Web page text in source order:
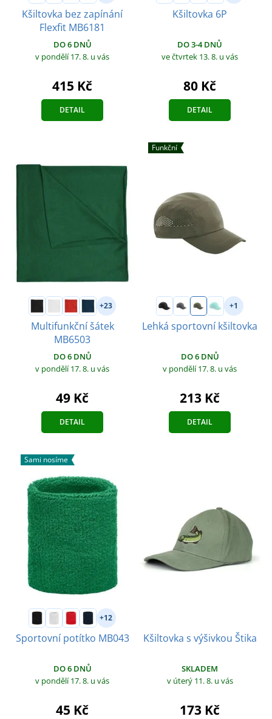
Kšiltovka bez zapínání
Flexfit MB6181
DO 6 DNŮ
v pondělí 17. 8. u vás
415 Kč
DETAIL
Kšiltovka 6P
DO 3-4 DNŮ
ve čtvrtek 13. 8. u vás
80 Kč
DETAIL
+23
Multifunkční šátek
MB6503
DO 6 DNŮ
v pondělí 17. 8. u vás
49 Kč
DETAIL
Funkční
+1
Lehká sportovní kšiltovka
DO 6 DNŮ
v pondělí 17. 8. u vás
213 Kč
DETAIL
Sami nosíme
+12
Sportovní potítko MB043
DO 6 DNŮ
v pondělí 17. 8. u vás
45 Kč
Kšiltovka s výšivkou Štika
SKLADEM
v úterý 11. 8. u vás
173 Kč